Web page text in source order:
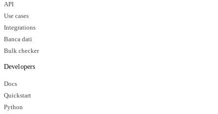
API
Use cases
Integrations
Banca dati
Bulk checker
Developers
Docs
Quickstart
Python